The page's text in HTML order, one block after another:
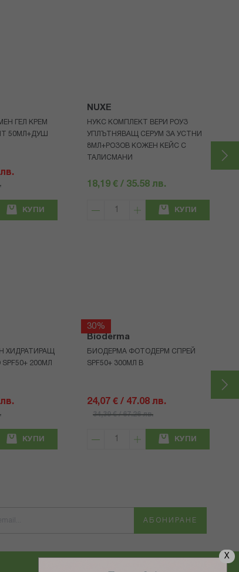
X
ГЕЛ КРЕМ
50МЛ+ДУШ
КУПИ
NUXE
НУКС КОМПЛЕКТ ВЕРИ РОУЗ
УПЛЪТНЯВАЩ СЕРУМ ЗА УСТНИ
8МЛ+РОЗОВ КОЖЕН КЕЙС С
ТАЛИСМАНИ
18,19 € / 35.58 лв.
КУПИ
ХИДРАТИРАЩ
200МЛ
КУПИ
30%
Bioderma
БИОДЕРМА ФОТОДЕРМ СПРЕЙ
SPF50+ 300МЛ В
24,07 € / 47.08 лв.
34,39 € / 67.26 лв.
КУПИ
АБОНИРАНЕ